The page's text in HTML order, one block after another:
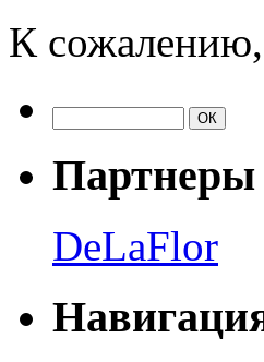
К
Партнеры
DeLaFlor